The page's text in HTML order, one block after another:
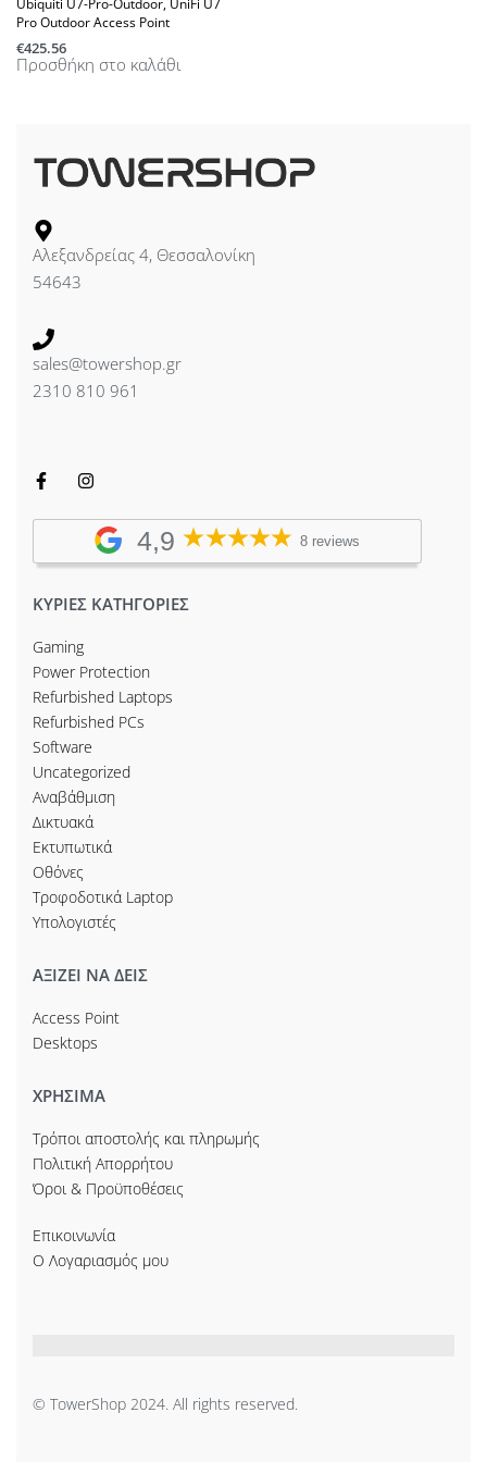
Pro Outdoor Access Point
€425.56
Προσθήκη στο καλάθι
Αλεξανδρείας 4, Θεσσαλονίκη
54643
sales@towershop.gr
2310 810 961
4,9 8 reviews
ΚΥΡΙΕΣ ΚΑΤΗΓΟΡΙΕΣ
Gaming
Power Protection
Refurbished Laptops
Refurbished PCs
Software
Uncategorized
Αναβάθμιση
Δικτυακά
Εκτυπωτικά
Οθόνες
Τροφοδοτικά Laptop
Υπολογιστές
ΑΞΙΖΕΙ ΝΑ ΔΕΙΣ
Access Point
Desktops
ΧΡΗΣΙΜΑ
Τρόποι αποστολής και πληρωμής
Πολιτική Απορρήτου
Όροι & Προϋποθέσεις
Επικοινωνία
Ο Λογαριασμός μου
© TowerShop 2024. All rights reserved.